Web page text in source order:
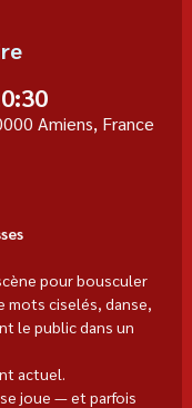
Amiens, France
pour bousculer
mots ciselés, danse,
le public dans un
actuel.
joue — et parfois